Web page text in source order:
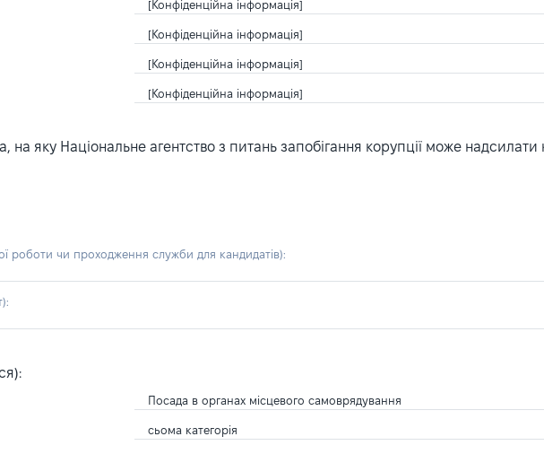
[Конфіденційна інформація]
[Конфіденційна інформація]
[Конфіденційна інформація]
[Конфіденційна інформація]
яку Національне агентство з питань запобігання корупції може
роботи чи проходження служби для кандидатів):
:
Посада в органах місцевого самоврядування
сьома категорія